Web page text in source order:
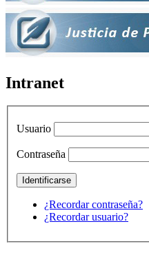
Intranet
Usuario
Contraseña
¿Recordar contraseña?
¿Recordar usuario?